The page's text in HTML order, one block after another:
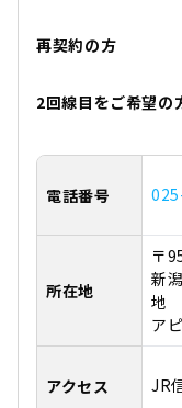
再契約の方
2回線目をご希望の
電話番号
所在地
〒
新
地
ア
アクセス JR